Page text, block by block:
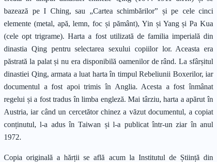
bazează pe I Ching, sau „Cartea schimbărilor” și pe cele cinci
elemente (metal, apă, lemn, foc și pământ), Yin și Yang și Pa Kua
(cele opt trigrame). Harta a fost utilizată de familia imperială din
dinastia Qing pentru selectarea sexului copiilor lor. Aceasta era
păstrată la palat și nu era disponibilă oamenilor de rând. La sfârșitul
dinastiei Qing, armata a luat harta în timpul Rebeliunii Boxerilor, iar
documentul a fost apoi trimis în Anglia. Acesta a fost înmânat
regelui și a fost tradus în limba engleză. Mai târziu, harta a apărut în
Austria, iar când un cercetător chinez a văzut documentul, a copiat
conținutul, l-a adus în Taiwan și l-a publicat într-un ziar în anul
1972.
Copia originală a hărții se află acum la Institutul de Știință din